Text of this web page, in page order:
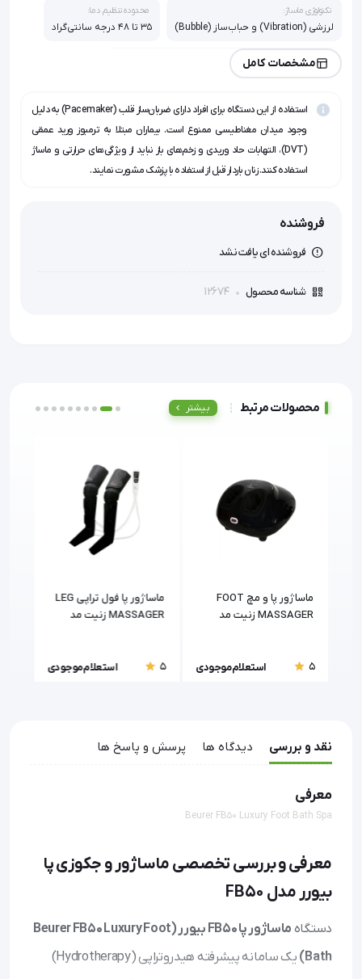
تکنولوژی ماساژ:
لرزشی (Vibration) و حباب‌ساز (Bubble)
محدوده تنظیم دما:
35 تا 48 درجه سانتی‌گراد
تراپی‌های جانبی:
مگنت‌تراپی (Magnetic Field) و مادون قرمز (Infrared)
تعداد ضمائم پدیکور:
مشخصات کامل
استفاده از این دستگاه برای افراد دارای ضربان‌ساز قلب (Pacemaker) به دلیل
وجود میدان مغناطیسی ممنوع است. بیماران مبتلا به ترمبوز ورید عمقی
(DVT)، التهابات حاد وریدی و زخم‌های باز نباید از ویژگی‌های حرارتی و ماساژ
استفاده کنند. زنان باردار قبل از استفاده با پزشک مشورت نمایند.
فروشنده
فروشنده ای یافت نشد
شناسه محصول 12674
محصولات مرتبط بیشتر
ماساژور پا و مچ FOOT
MASSAGER زنیت مد
5 استعلام موجودی
ماساژور پا فول تراپی LEG
MASSAGER زنیت مد
5 استعلام موجودی
نقد و بررسی دیدگاه ها پرسش و پاسخ ها
معرفی
Beurer FB50 Luxury Foot Bath Spa
معرفی و بررسی تخصصی ماساژور و جکوزی پا
بیورر مدل FB50
دستگاه
ماساژور پا FB50 بیورر (Beurer FB50 Luxury Foot
Bath)
یک سامانه پیشرفته هیدروتراپی (Hydrotherapy)